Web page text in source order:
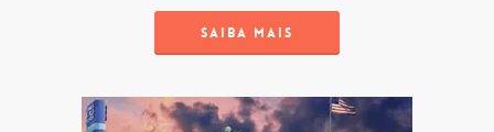
SAIBA MAIS